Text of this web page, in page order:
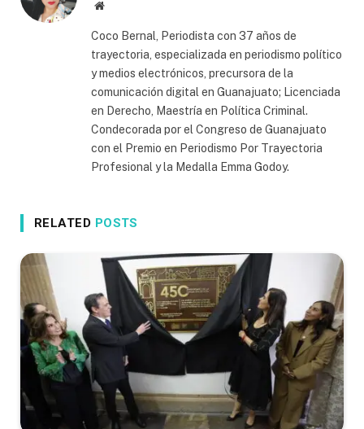
Website
Coco Bernal, Periodista con 37 años de
trayectoria, especializada en periodismo político
y medios electrónicos, precursora de la
comunicación digital en Guanajuato; Licenciada
en Derecho, Maestría en Política Criminal.
Condecorada por el Congreso de Guanajuato
con el Premio en Periodismo Por Trayectoria
Profesional y la Medalla Emma Godoy.
RELATED POSTS